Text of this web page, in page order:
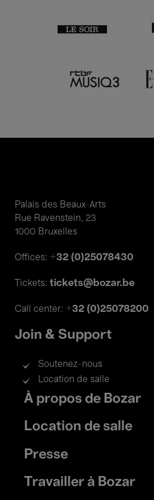
Palais des Beaux-Arts
Rue Ravenstein, 23
1000 Bruxelles
Offices: +32 (0)25078430
Tickets: tickets@bozar.be
Call center: +32 (0)25078200
Join & Support
Soutenez-nous
Location de salle
Footer
menu
À propos de Bozar
Location de salle
Presse
Travailler à Bozar